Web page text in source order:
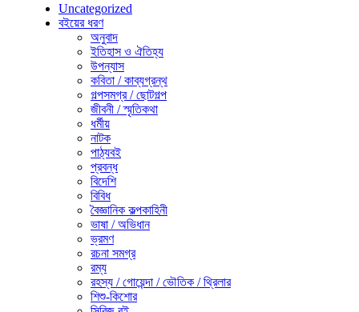
Uncategorized
বইয়ের ধরণ
অনুবাদ
ইতিহাস ও ঐতিহ্য
উপন্যাস
কবিতা / কাব্যগ্রন্থ
গল্পসমগ্র / ছোটগল্প
জীবনী / স্মৃতিকথা
ধর্মীয়
নাটক
পাঠ্যবই
প্রবন্ধ
বিদেশি
বিবিধ
বৈজ্ঞানিক কল্পকাহিনী
ভাষা / অভিধান
ভ্রমণ
রচনা সমগ্র
রম্য
রহস্য / গোয়েন্দা / ভৌতিক / থ্রিলার
শিশু-কিশোর